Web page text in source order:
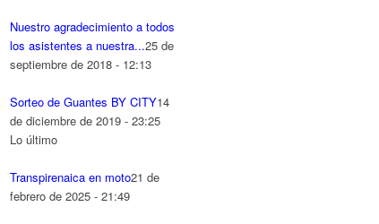
Nuestro agradecimiento a todos
los asistentes a nuestra...25 de
septiembre de 2018 - 12:13
Sorteo de Guantes BY CITY14
de diciembre de 2019 - 23:25
Lo último
Transpirenaica en moto21 de
febrero de 2025 - 21:49